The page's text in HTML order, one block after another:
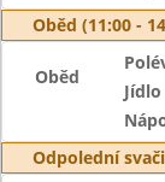
Oběd (11:00 -
Oběd
Jídlo
Odpolední